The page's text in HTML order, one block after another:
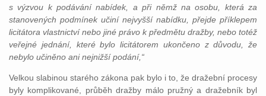
s výzvou k podávání nabídek, a při němž na osobu, která za
stanovených podmínek učiní nejvyšší nabídku, přejde příklepem
licitátora vlastnictví nebo jiné právo k předmětu dražby, nebo totéž
veřejné jednání, které bylo licitátorem ukončeno z důvodu, že
nebylo učiněno ani nejnižší podání,“
Velkou slabinou starého zákona pak bylo i to, že dražební procesy
byly komplikované, průběh dražby málo pružný a dražebník byl